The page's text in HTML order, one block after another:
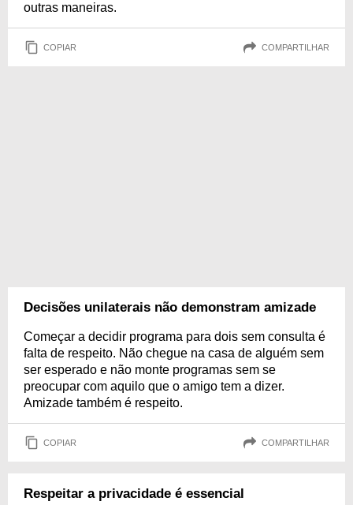
outras maneiras.
COPIAR COMPARTILHAR
Decisões unilaterais não demonstram amizade
Começar a decidir programa para dois sem consulta é
falta de respeito. Não chegue na casa de alguém sem
ser esperado e não monte programas sem se
preocupar com aquilo que o amigo tem a dizer.
Amizade também é respeito.
COPIAR COMPARTILHAR
Respeitar a privacidade é essencial